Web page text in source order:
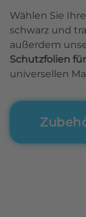
Wählen Sie Ihre
schwarz und
außerdem
Schutzfolien
universellen